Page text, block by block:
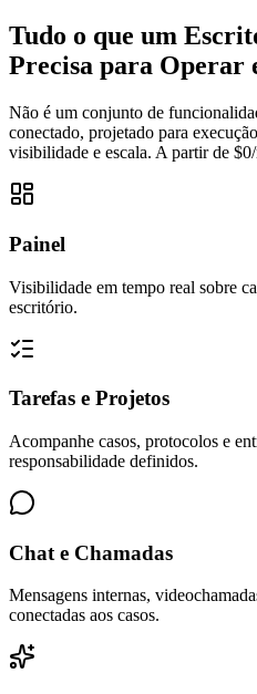
Tudo o que um
Precisa para Operar
Não é um conjunto de
conectado, projetado para
visibilidade e escala. A partir de $0/
Painel
Visibilidade em tempo real sobre
escritório.
Tarefas e Projetos
Acompanhe casos, protocolos e
responsabilidade definidos.
Chat e Chamadas
Mensagens internas,
conectadas aos casos.